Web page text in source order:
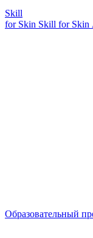
Skill
for Skin Skill for Skin
Образовательный